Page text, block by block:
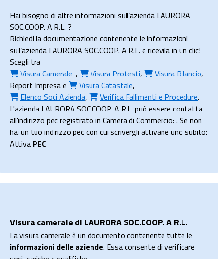
Hai bisogno di altre informazioni sull’azienda LAURORA
SOC.COOP. A R.L. ?
Richiedi la documentazione contenente le informazioni
sull’azienda LAURORA SOC.COOP. A R.L. e ricevila in un clic!
Scegli tra
Visura Camerale , Visura Protesti, Visura Bilancio,
Report Impresae Visura Catastale,
Elenco Soci Azienda, Verifica Fallimenti e Procedure.
L'azienda LAURORA SOC.COOP. A R.L. può essere contatta
all'indirizzo pec registrato in Camera di Commercio: . Se non
hai un tuo indirizzo pec con cui scrivergli attivane uno subito:
Attiva PEC
Visura camerale di LAURORA SOC.COOP. A R.L.
La visura camerale è un documento contenente tutte le
informazioni delle aziende. Essa consente di verificare